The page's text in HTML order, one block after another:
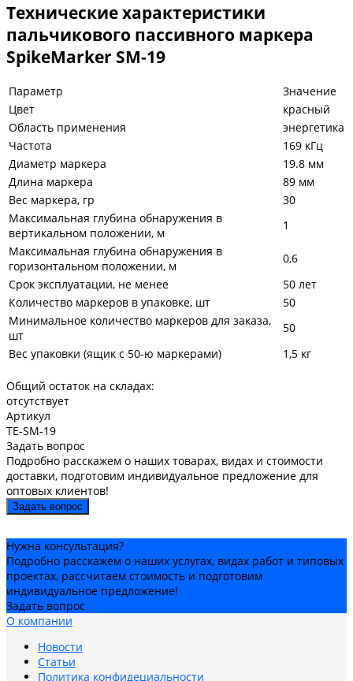
Технические характеристики
пальчикового пассивного маркера
SpikeMarker SM-19
Параметр
Значение
Цвет
красный
Область применения
энергетика
Частота
169 кГц
Диаметр маркера
19.8 мм
Длина маркера
89 мм
Вес маркера, гр
30
Максимальная глубина обнаружения в
вертикальном положении, м
1
Максимальная глубина обнаружения в
горизонтальном положении, м
0,6
Срок эксплуатации, не менее
50 лет
Количество маркеров в упаковке, шт
50
Минимальное количество маркеров для заказа,
шт
50
Вес упаковки (ящик с 50-ю маркерами)
1,5 кг
Общий остаток на складах:
отсутствует
Артикул
TE-SM-19
Задать вопрос
Подробно расскажем о наших товарах, видах и стоимости
доставки, подготовим индивидуальное предложение для
оптовых клиентов!
Задать вопрос
Нужна консультация?
Подробно расскажем о наших услугах, видах работ и типовых
проектах, рассчитаем стоимость и подготовим
индивидуальное предложение!
Задать вопрос
О компании
Новости
Статьи
Политика конфидециальности